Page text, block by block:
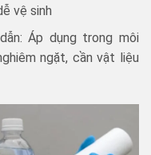
vệ sinh
Áp dụng trong môi
ngặt, cần vật liệu